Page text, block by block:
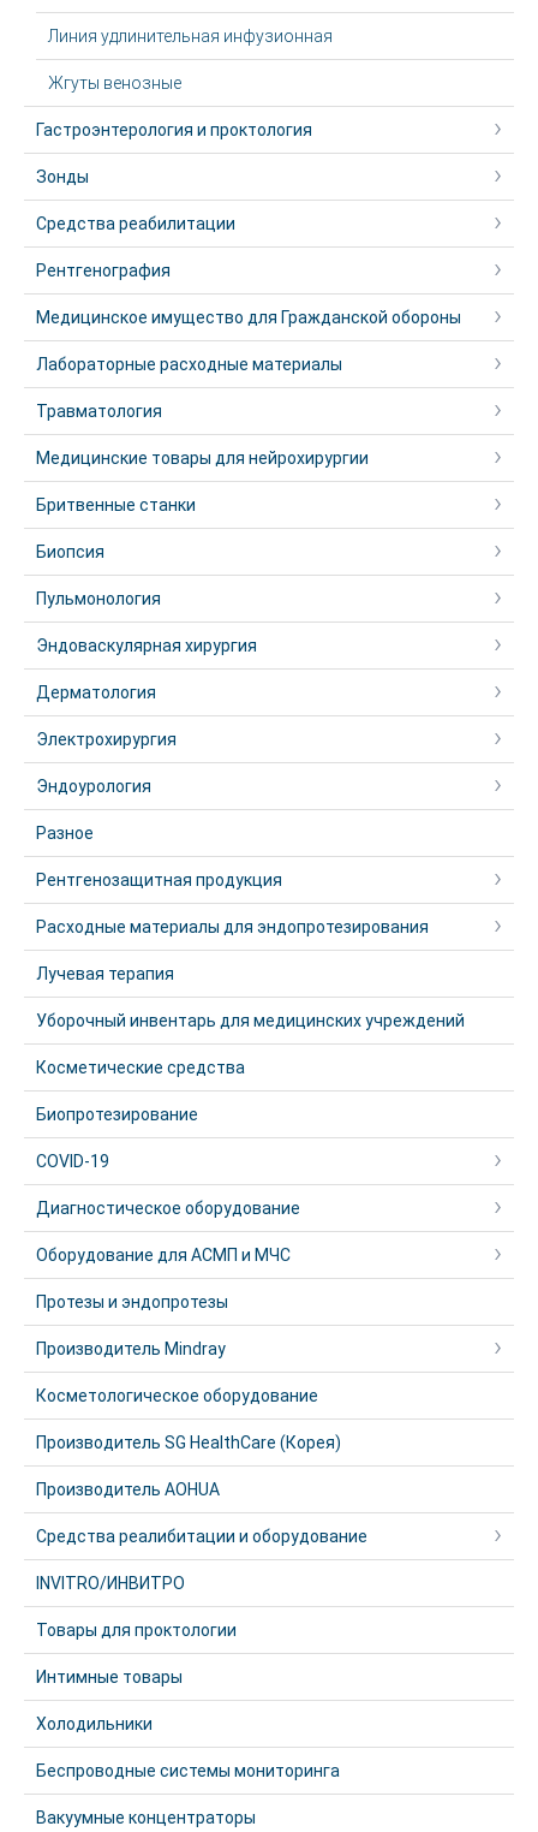
Линия удлинительная инфузионная
Жгуты венозные
Гастроэнтерология и проктология
Зонды
Средства реабилитации
Рентгенография
Медицинское имущество для Гражданской обороны
Лабораторные расходные материалы
Травматология
Медицинские товары для нейрохирургии
Бритвенные станки
Биопсия
Пульмонология
Эндоваскулярная хирургия
Дерматология
Электрохирургия
Эндоурология
Разное
Рентгенозащитная продукция
Расходные материалы для эндопротезирования
Лучевая терапия
Уборочный инвентарь для медицинских учреждений
Косметические средства
Биопротезирование
COVID-19
Диагностическое оборудование
Оборудование для АСМП и МЧС
Протезы и эндопротезы
Производитель Mindray
Косметологическое оборудование
Производитель SG HealthCare (Корея)
Производитель AOHUA
Средства реалибитации и оборудование
INVITRO/ИНВИТРО
Товары для проктологии
Интимные товары
Холодильники
Беспроводные системы мониторинга
Вакуумные концентраторы